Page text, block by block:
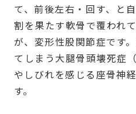
て、前後左右・回す、と
割を果たす軟骨で覆われ
が、変形性股関節症です
てしまう大腿骨頭壊死症
やしびれを感じる座骨神
す。